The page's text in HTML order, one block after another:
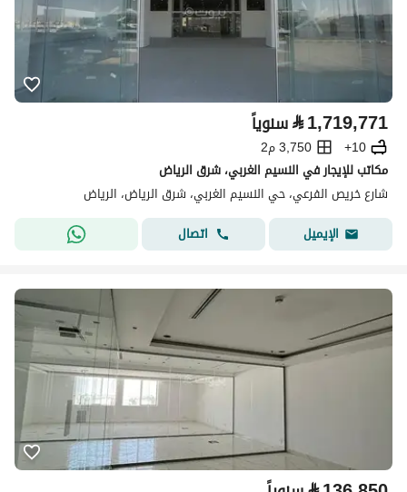
⃁1,719,771 سنوياً
10+
3,750 م2
مكاتب للإيجار في النسيم الغربي، شرق الرياض
شارع خريص الفرعي، حي النسيم الغربي، شرق الرياض، الرياض
الإيميل
اتصال